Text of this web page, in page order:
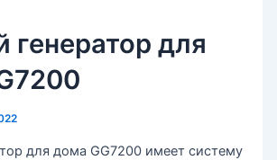
генератор для
для дома GG7200 имеет систему